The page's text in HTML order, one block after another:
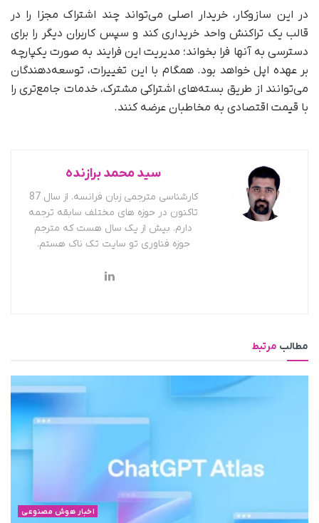
در این سازوکار، خریدار اصلی می‌تواند چند اشتراک مجزا را در
قالب یک تراکنش واحد خریداری کند و سپس کاربران دیگر را برای
دسترسی به آنها فرا بخواند؛ مدیریت این فرایند به صورت یکپارچه
بر عهده اپل خواهد بود. همگام با این تغییرات، توسعه‌دهندگان
می‌توانند از طریق بسته‌های اشتراکی مشترک، خدمات جامع‌تری را
با قیمت اقتصادی به مخاطبان عرضه کنند.
سید محمد برازنده
کارشناسی مترجمی زبان فرانسه. از سال 87
تاکنون در حوزه های مختلف سابقه ترجمه
دارم. بیش از یک سال هست که مترجم
حوزه فناوری تو سایت تک ناک هستم.
مطالب مرتبط
اخبار هوش مصنوعی